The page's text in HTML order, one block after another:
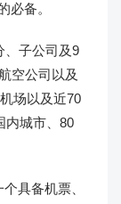
必备。
、子公司及9
空公司以及
场以及近70
内城市、80
具备机票、